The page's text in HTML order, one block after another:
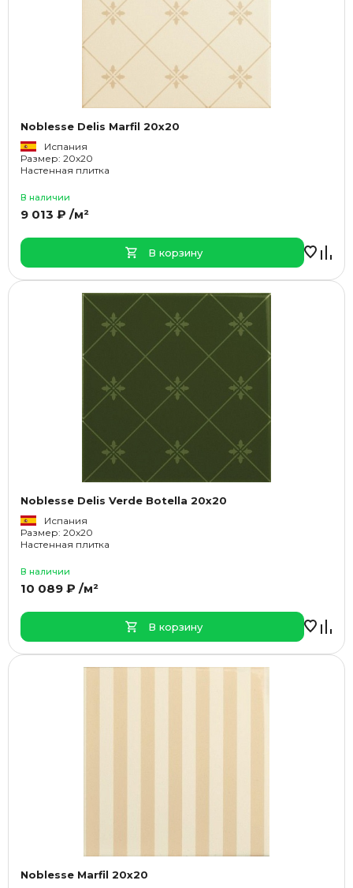
Noblesse Delis Marfil 20x20
Испания
Размер: 20x20
Настенная плитка
В наличии
9 013 ₽ /м²
В корзину
Noblesse Delis Verde Botella 20x20
Испания
Размер: 20x20
Настенная плитка
В наличии
10 089 ₽ /м²
В корзину
Noblesse Marfil 20x20